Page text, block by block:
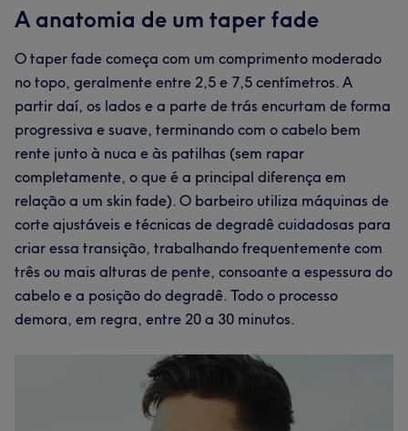
A anatomia de um taper fade
O taper fade começa com um comprimento moderado
no topo, geralmente entre 2,5 e 7,5 centímetros. A
partir daí, os lados e a parte de trás encurtam de forma
progressiva e suave, terminando com o cabelo bem
rente junto à nuca e às patilhas (sem rapar
completamente, o que é a principal diferença em
relação a um skin fade). O barbeiro utiliza máquinas de
corte ajustáveis e técnicas de degradê cuidadosas para
criar essa transição, trabalhando frequentemente com
três ou mais alturas de pente, consoante a espessura do
cabelo e a posição do degradê. Todo o processo
demora, em regra, entre 20 a 30 minutos.